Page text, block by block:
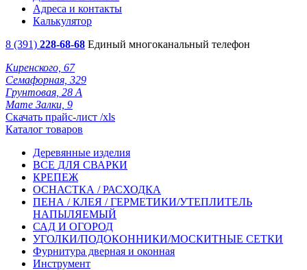
Адреса и контакты
Калькулятор
8 (391) 228-68-68 Единый многоканальный телефон
Киренского, 67
Семафорная, 329
Грунтовая, 28 А
Мате Залки, 9
Скачать прайс-лист /xls
Каталог товаров
Деревянные изделия
ВСЕ ДЛЯ СВАРКИ
КРЕПЕЖ
ОСНАСТКА / РАСХОДКА
ПЕНА / КЛЕЯ / ГЕРМЕТИКИ/УТЕПЛИТЕЛЬ
НАПЫЛЯЕМЫЙ
САД И ОГОРОД
УГОЛКИ/ПОДОКОННИКИ/МОСКИТНЫЕ СЕТКИ
Фурнитура дверная и оконная
Инструмент